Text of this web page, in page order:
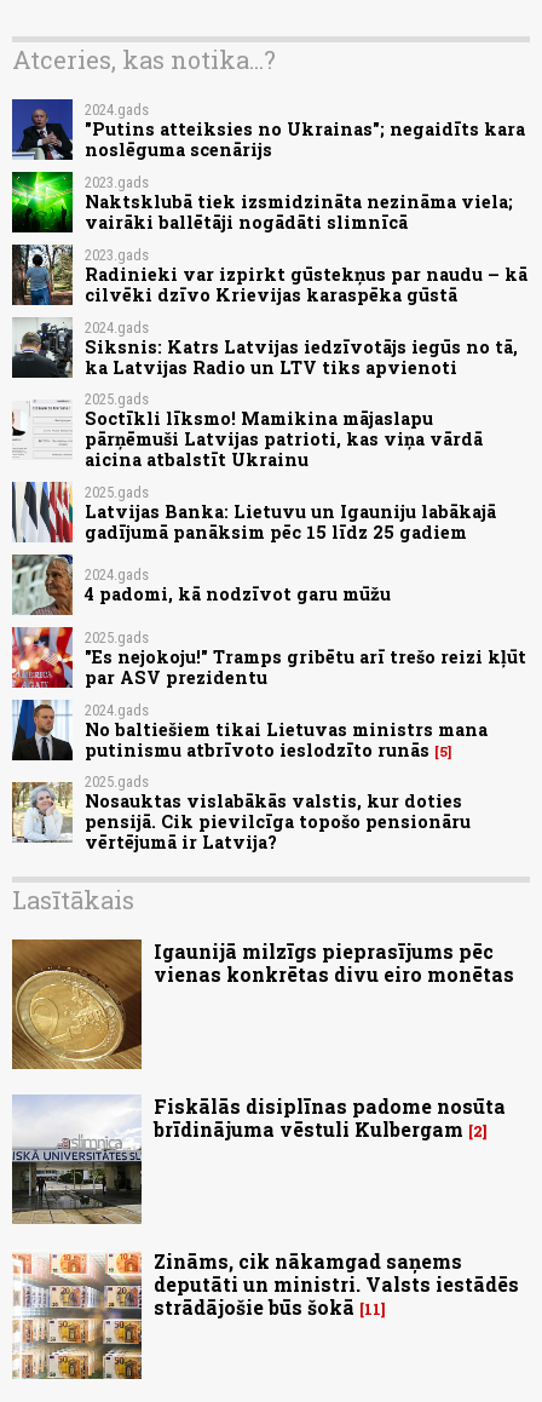
Atceries, kas notika...?
2024.gads
"Putins atteiksies no Ukrainas"; negaidīts kara
noslēguma scenārijs
2023.gads
Naktsklubā tiek izsmidzināta nezināma viela;
vairāki ballētāji nogādāti slimnīcā
2023.gads
Radinieki var izpirkt gūstekņus par naudu – kā
cilvēki dzīvo Krievijas karaspēka gūstā
2024.gads
Siksnis: Katrs Latvijas iedzīvotājs iegūs no tā,
ka Latvijas Radio un LTV tiks apvienoti
2025.gads
Soctīkli līksmo! Mamikina mājaslapu
pārņēmuši Latvijas patrioti, kas viņa vārdā
aicina atbalstīt Ukrainu
2025.gads
Latvijas Banka: Lietuvu un Igauniju labākajā
gadījumā panāksim pēc 15 līdz 25 gadiem
2024.gads
4 padomi, kā nodzīvot garu mūžu
2025.gads
"Es nejokoju!" Tramps gribētu arī trešo reizi kļūt
par ASV prezidentu
2024.gads
No baltiešiem tikai Lietuvas ministrs mana
putinismu atbrīvoto ieslodzīto runās
5
2025.gads
Nosauktas vislabākās valstis, kur doties
pensijā. Cik pievilcīga topošo pensionāru
vērtējumā ir Latvija?
Lasītākais
Igaunijā milzīgs pieprasījums pēc
vienas konkrētas divu eiro monētas
Fiskālās disiplīnas padome nosūta
brīdinājuma vēstuli Kulbergam
2
Zināms, cik nākamgad saņems
deputāti un ministri. Valsts iestādēs
strādājošie būs šokā
11